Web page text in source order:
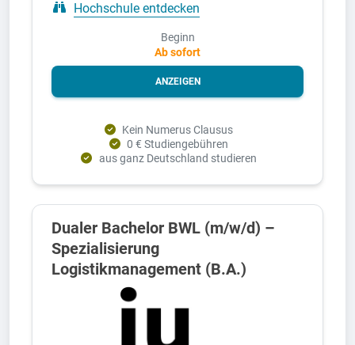
Hochschule entdecken
Beginn
Ab sofort
ANZEIGEN
Kein Numerus Clausus
0 € Studiengebühren
aus ganz Deutschland studieren
Dualer Bachelor BWL (m/w/d) –
Spezialisierung
Logistikmanagement (B.A.)